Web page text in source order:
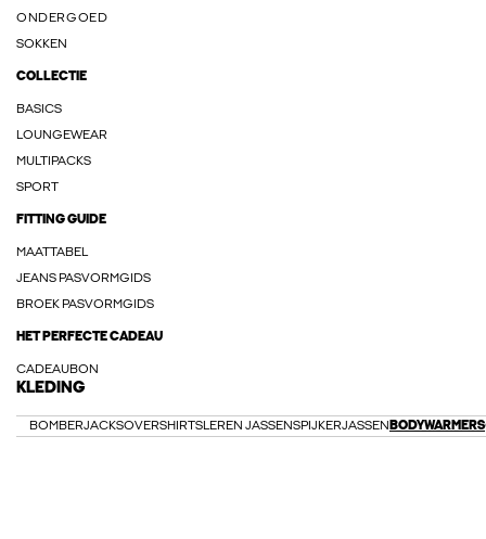
ONDERGOED
SOKKEN
COLLECTIE
BASICS
LOUNGEWEAR
MULTIPACKS
SPORT
FITTING GUIDE
MAATTABEL
JEANS PASVORMGIDS
BROEK PASVORMGIDS
HET PERFECTE CADEAU
CADEAUBON
KLEDING
BOMBERJACKSOVERSHIRTSLEREN JASSENSPIJKERJASSEN BODYWARMERS